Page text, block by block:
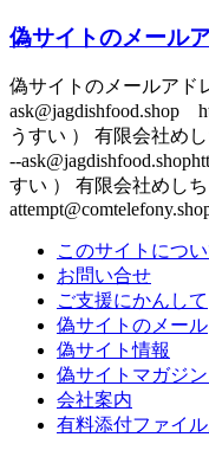
偽サイトのメール
偽サイトのメールアド
ask@jagdishfood.shop
うすい ） 有限会社め
--
すい ） 有限会社めし
このサイトにつ
お問い合せ
ご支援にかんして
偽サイトのメール
偽サイト情報
偽サイトマガジン
会社案内
有料添付ファイル